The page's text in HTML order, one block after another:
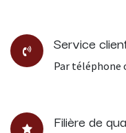
Service
Par téléphone
Filière de